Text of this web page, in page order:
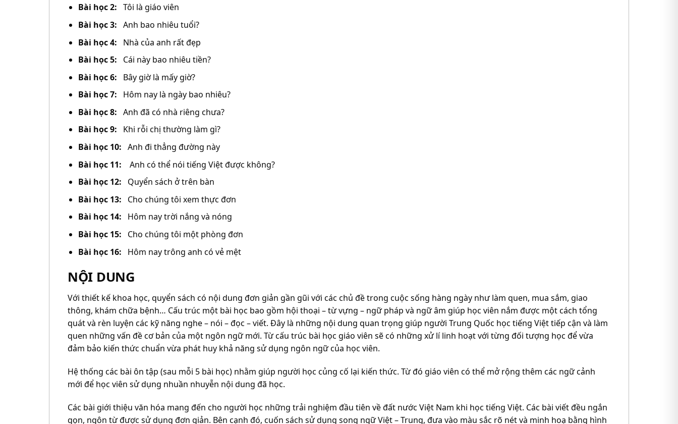
Bài học 2: Tôi là giáo viên
Bài học 3: Anh bao nhiêu tuổi?
Bài học 4: Nhà của anh rất đẹp
Bài học 5: Cái này bao nhiêu tiền?
Bài học 6: Bây giờ là mấy giờ?
Bài học 7: Hôm nay là ngày bao nhiêu?
Bài học 8: Anh đã có nhà riêng chưa?
Bài học 9: Khi rỗi chị thường làm gì?
Bài học 10: Anh đi thẳng đường này
Bài học 11:
Anh có thể nói tiếng Việt được không?
Bài học 12:
Quyển sách ở trên bàn
Bài học 13: Cho chúng tôi xem thực đơn
Bài học 14: Hôm nay trời nắng và nóng
Bài học 15: Cho chúng tôi một phòng đơn
Bài học 16: Hôm nay trông anh có vẻ mệt
NỘI DUNG
Với thiết kế khoa học, quyển sách có nội dung đơn giản gần gũi với các chủ đề trong cuộc sống hàng ngày như làm quen, mua sắm, giao
thông, khám chữa bệnh… Cấu trúc một bài học bao gồm hội thoại – từ vựng – ngữ pháp và ngữ âm giúp học viên nắm được một cách tổng
quát và rèn luyện các kỹ năng nghe – nói – đọc – viết. Đây là những nội dung quan trọng giúp người Trung Quốc học tiếng Việt tiếp cận và làm
quen những vấn đề cơ bản của một ngôn ngữ mới. Từ cấu trúc bài học giáo viên sẽ có những xử lí linh hoạt với từng đối tượng học để vừa
đảm bảo kiến thức chuẩn vừa phát huy khả năng sử dụng ngôn ngữ của học viên.
Hệ thống các bài ôn tập (sau mỗi 5 bài học) nhằm giúp người học củng cố lại kiến thức. Từ đó giáo viên có thể mở rộng thêm các ngữ cảnh
mới để học viên sử dụng nhuần nhuyễn nội dung đã học.
Các bài giới thiệu văn hóa mang đến cho người học những trải nghiệm đầu tiên về đất nước Việt Nam khi học tiếng Việt. Các bài viết đều ngắn
gọn, ngôn từ được sử dụng đơn giản. Bên cạnh đó, cuốn sách sử dụng song ngữ Việt – Trung, đưa vào màu sắc rõ nét và minh hoạ bằng hình